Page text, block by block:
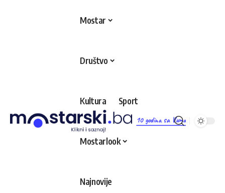
10 godina sa Vama
Mostar
Društvo
Kultura Sport
Mostarlook
Najnovije